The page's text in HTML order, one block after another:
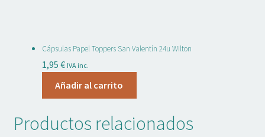
Cápsulas Papel Toppers San Valentín 24u Wilton
1,95 € IVA inc.
Añadir al carrito
Productos relacionados